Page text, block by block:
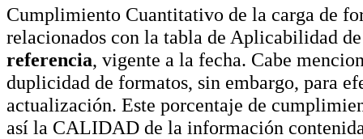
Cumplimiento Cuantitativo de la carga de
relacionados con la tabla de Aplicabilidad
referencia, vigente a la fecha. Cabe
duplicidad de formatos, sin embargo, para
actualización. Este porcentaje de
así la CALIDAD de la información